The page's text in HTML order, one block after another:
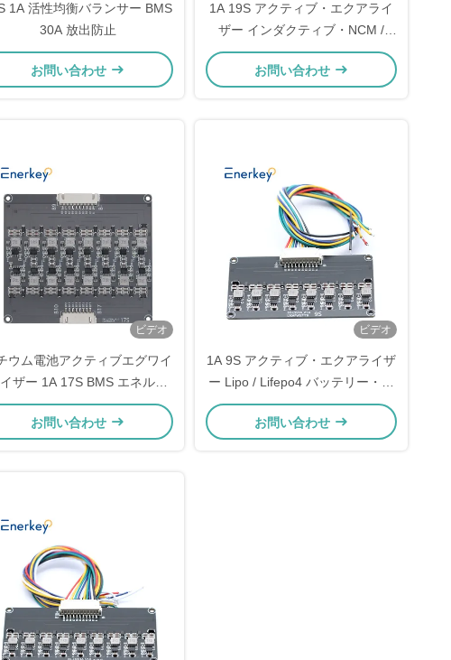
1A 活性均衡バランサー BMS
30A 放出防止
お問い合わせ
1A 19S アクティブ・エクアライ
ザー インダクティブ・NCM /
Lifepo4 バッテリー・バランサー
お問い合わせ
ビデオ
ウム電池アクティブエグワイ
ザー 1A 17S BMS エネルギ
ー転送バランサー
お問い合わせ
ビデオ
1A 9S アクティブ・エクアライザ
ー Lipo / Lifepo4 バッテリー・エ
ネルギー・転送・エクアライザー
お問い合わせ